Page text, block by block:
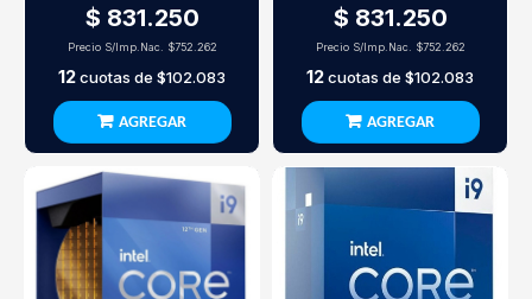
8P/8E S1700
$ 831.250
Precio S/Imp.Nac. $752.262
12cuotas de $102.083
AGREGAR
8P/8E S1700
$ 831.250
Precio S/Imp.Nac. $752.262
12cuotas de $102.083
AGREGAR